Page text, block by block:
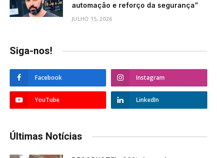
automação e reforço da segurança”
JULHO 15, 2026
Siga-nos!
Facebook Instagram
YouTube LinkedIn
Últimas Notícias